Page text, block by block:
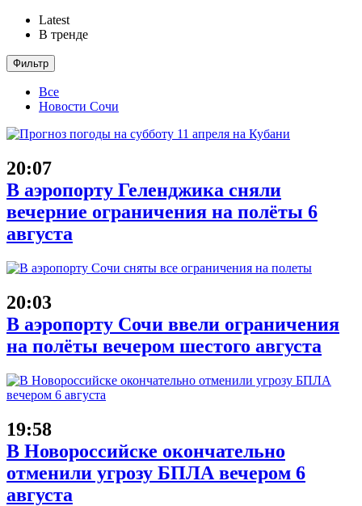
Latest
В тренде
Фильтр
Все
Новости Сочи
20:07
В аэропорту Геленджика сняли
вечерние ограничения на полёты 6
августа
20:03
В аэропорту Сочи ввели ограничения
на полёты вечером шестого августа
19:58
В Новороссийске окончательно
отменили угрозу БПЛА вечером 6
августа